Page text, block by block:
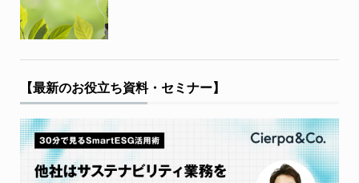
【最新のお役立ち資料・セミナー】